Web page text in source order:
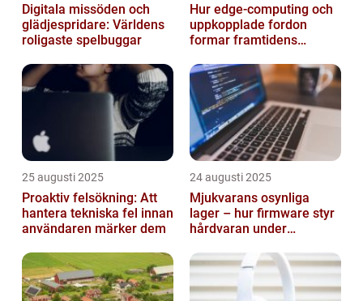
Digitala missöden och
glädjespridare: Världens
roligaste spelbuggar
Hur edge‑computing och
uppkopplade fordon
formar framtidens
25 augusti 2025
Proaktiv felsökning: Att
hantera tekniska fel innan
användaren märker dem
24 augusti 2025
Mjukvarans osynliga
lager – hur firmware styr
hårdvaran under